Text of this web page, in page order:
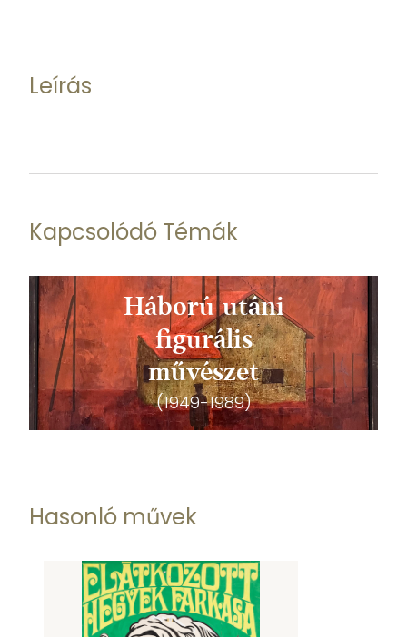
Leírás
Kapcsolódó Témák
Háború utáni
figurális
művészet
(1949-1989)
Hasonló művek